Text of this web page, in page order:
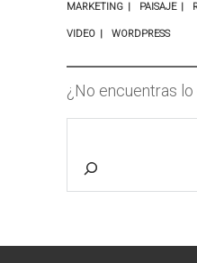
MARKETING PAISAJE
VIDEO WORDPRESS
¿No encuentras